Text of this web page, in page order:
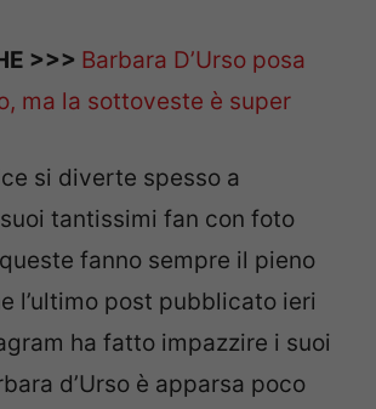
>>> Barbara D’Urso posa
ma la sottoveste è super
si diverte spesso a
tantissimi fan con foto
fanno sempre il pieno
l’ultimo post pubblicato ieri
ha fatto impazzire i suoi
d’Urso è apparsa poco